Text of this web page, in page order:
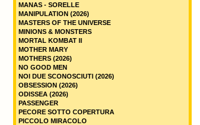
MANAS - SORELLE
MANIPULATION (2026)
MASTERS OF THE UNIVERSE
MINIONS & MONSTERS
MORTAL KOMBAT II
MOTHER MARY
MOTHERS (2026)
NO GOOD MEN
NOI DUE SCONOSCIUTI (2026)
OBSESSION (2026)
ODISSEA (2026)
PASSENGER
PECORE SOTTO COPERTURA
PICCOLO MIRACOLO